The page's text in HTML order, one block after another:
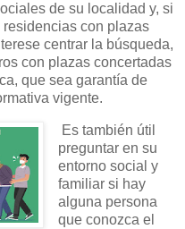
de su localidad y, si
con plazas
centrar la búsqueda,
con plazas concertadas
que sea garantía de
vigente.
Es también útil
preguntar en su
entorno social y
familiar si hay
alguna persona
que conozca el